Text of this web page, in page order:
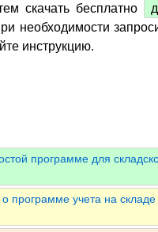
скачать бесплатно
необходимости
инструкцию.
программе для
программе учета на складе